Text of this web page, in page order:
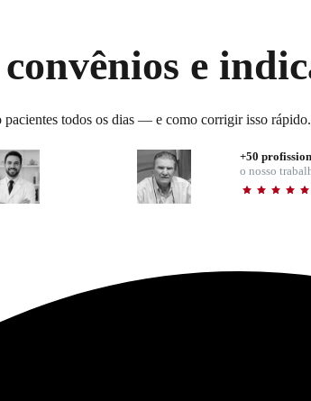
e
pacientes todos os dias — e como corrigir isso rápido.
+50
o nosso